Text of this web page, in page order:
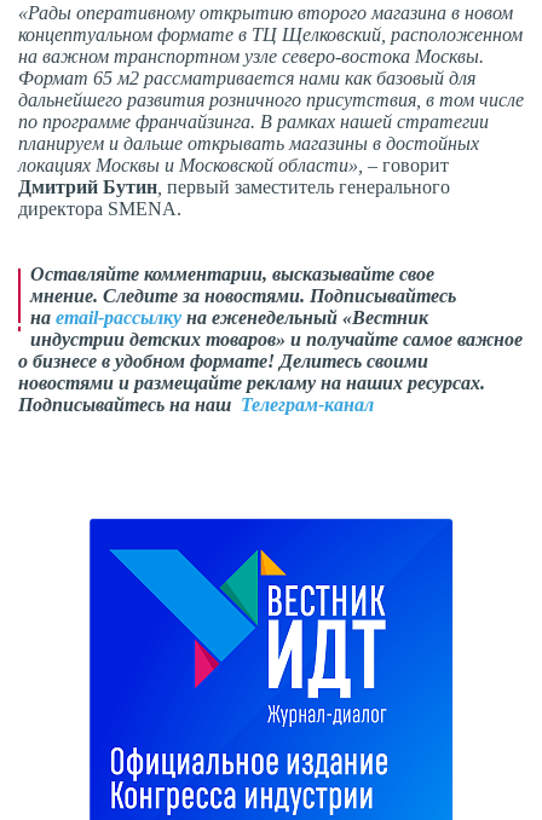
«Рады оперативному открытию второго магазина в новом
концептуальном формате в ТЦ Щелковский, расположенном
на важном транспортном узле северо-востока Москвы.
Формат 65 м2 рассматривается нами как базовый для
дальнейшего развития розничного присутствия, в том числе
по программе франчайзинга. В рамках нашей стратегии
планируем и дальше открывать магазины в достойных
локациях Москвы и Московской области», – говорит
Дмитрий Бутин первый заместитель генерального
директора SMENA.
Оставляйте комментарии, высказывайте свое
мнение. Следите за новостями. Подписывайтесь
на email-рассылку на еженедельный «Вестник
индустрии детских товаров» и получайте самое важное
о бизнесе в удобном формате! Делитесь своими
новостями и размещайте рекламу на наших ресурсах.
Подписывайтесь на наш Телеграм-канал